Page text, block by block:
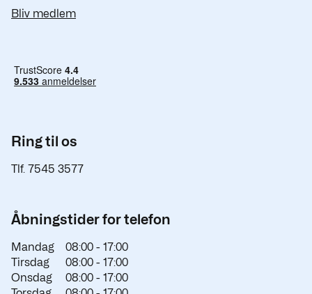
Bliv medlem
Ring til os
Tlf. 7545 3577
Åbningstider for telefon
Mandag 08:00 - 17:00
Tirsdag
08:00 - 17:00
Onsdag
08:00 - 17:00